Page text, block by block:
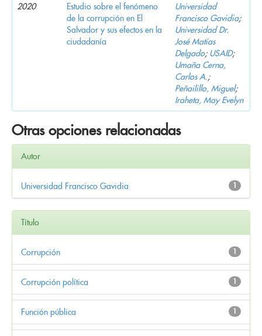
2020
Estudio sobre el fenómeno
de la corrupción en El
Salvador y sus efectos en la
ciudadanía
Universidad
Francisco Gavidia;
Universidad Dr.
José Matías
Delgado; USAID;
Umaña Cerna,
Carlos A.;
Peñailillo, Miguel;
Iraheta, May Evelyn
Otras opciones relacionadas
Autor
1
Universidad Francisco Gavidia
Título
1
Corrupción
1
Corrupción política
1
Función pública